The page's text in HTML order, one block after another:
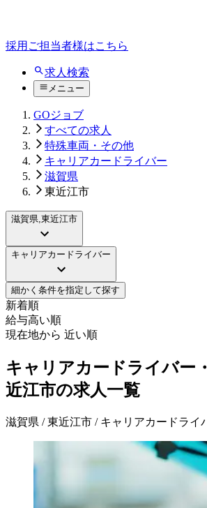
採用ご担当者様はこちら
求人検索
メニュー
GOジョブ
すべての求人
特殊車両・その他
キャリアカードライバー
滋賀県
東近江市
滋賀県,東近江市
キャリアカードライバー
細かく条件を指定して探す
新着順
給与高い順
現在地から 近い順
キャリアカードライバー
近江市の求人一覧
滋賀県 / 東近江市 / キャリアカードライ